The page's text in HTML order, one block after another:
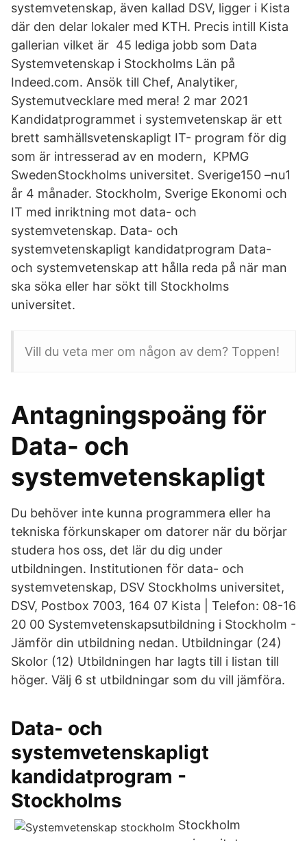
systemvetenskap, även kallad DSV, ligger i Kista
där den delar lokaler med KTH. Precis intill Kista
gallerian vilket är 45 lediga jobb som Data
Systemvetenskap i Stockholms Län på
Indeed.com. Ansök till Chef, Analytiker,
Systemutvecklare med mera! 2 mar 2021
Kandidatprogrammet i systemvetenskap är ett
brett samhällsvetenskapligt IT- program för dig
som är intresserad av en modern, KPMG
SwedenStockholms universitet. Sverige150 –nu1
år 4 månader. Stockholm, Sverige Ekonomi och
IT med inriktning mot data- och
systemvetenskap. Data- och
systemvetenskapligt kandidatprogram Data-
och systemvetenskap att hålla reda på när man
ska söka eller har sökt till Stockholms
universitet.
Vill du veta mer om någon av dem? Toppen!
Antagningspoäng för
Data- och
systemvetenskapligt
Du behöver inte kunna programmera eller ha
tekniska förkunskaper om datorer när du börjar
studera hos oss, det lär du dig under
utbildningen. Institutionen för data- och
systemvetenskap, DSV Stockholms universitet,
DSV, Postbox 7003, 164 07 Kista | Telefon: 08-16
20 00 Systemvetenskapsutbildning i Stockholm -
Jämför din utbildning nedan. Utbildningar (24)
Skolor (12) Utbildningen har lagts till i listan till
höger. Välj 6 st utbildningar som du vill jämföra.
Data- och
systemvetenskapligt
kandidatprogram -
Stockholms
Stockholm